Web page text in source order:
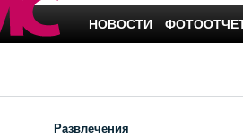
НОВОСТИ
Развлечения